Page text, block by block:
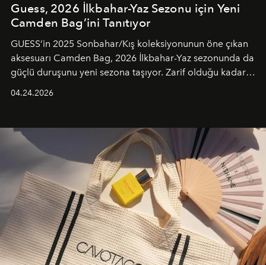
Guess, 2026 İlkbahar-Yaz Sezonu için Yeni
Camden Bag’ini Tanıtıyor
GUESS’in 2025 Sonbahar/Kış koleksiyonunun öne çıkan
aksesuarı Camden Bag, 2026 İlkbahar-Yaz sezonunda da
güçlü duruşunu yeni sezona taşıyor. Zarif olduğu kadar
04.24.2026